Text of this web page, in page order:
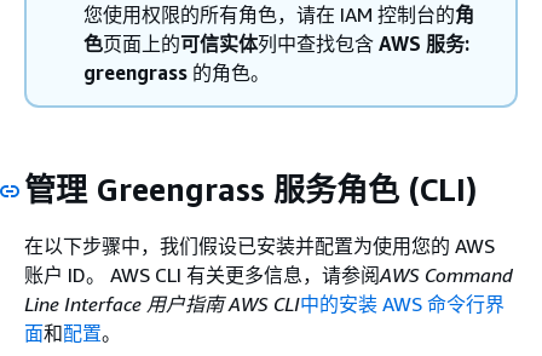
您使用权限的所有角色，请在 IAM 控制台的角
色页面上的可信实体列中查找包含 AWS 服务:
greengrass 的角色。
管理 Greengrass 服务角色 (CLI)
在以下步骤中，我们假设已安装并配置为使用您的 AWS
账户 ID。 AWS CLI 有关更多信息，请参阅AWS Command
Line Interface 用户指南 AWS CLI中的安装 AWS 命令行界
面和配置。